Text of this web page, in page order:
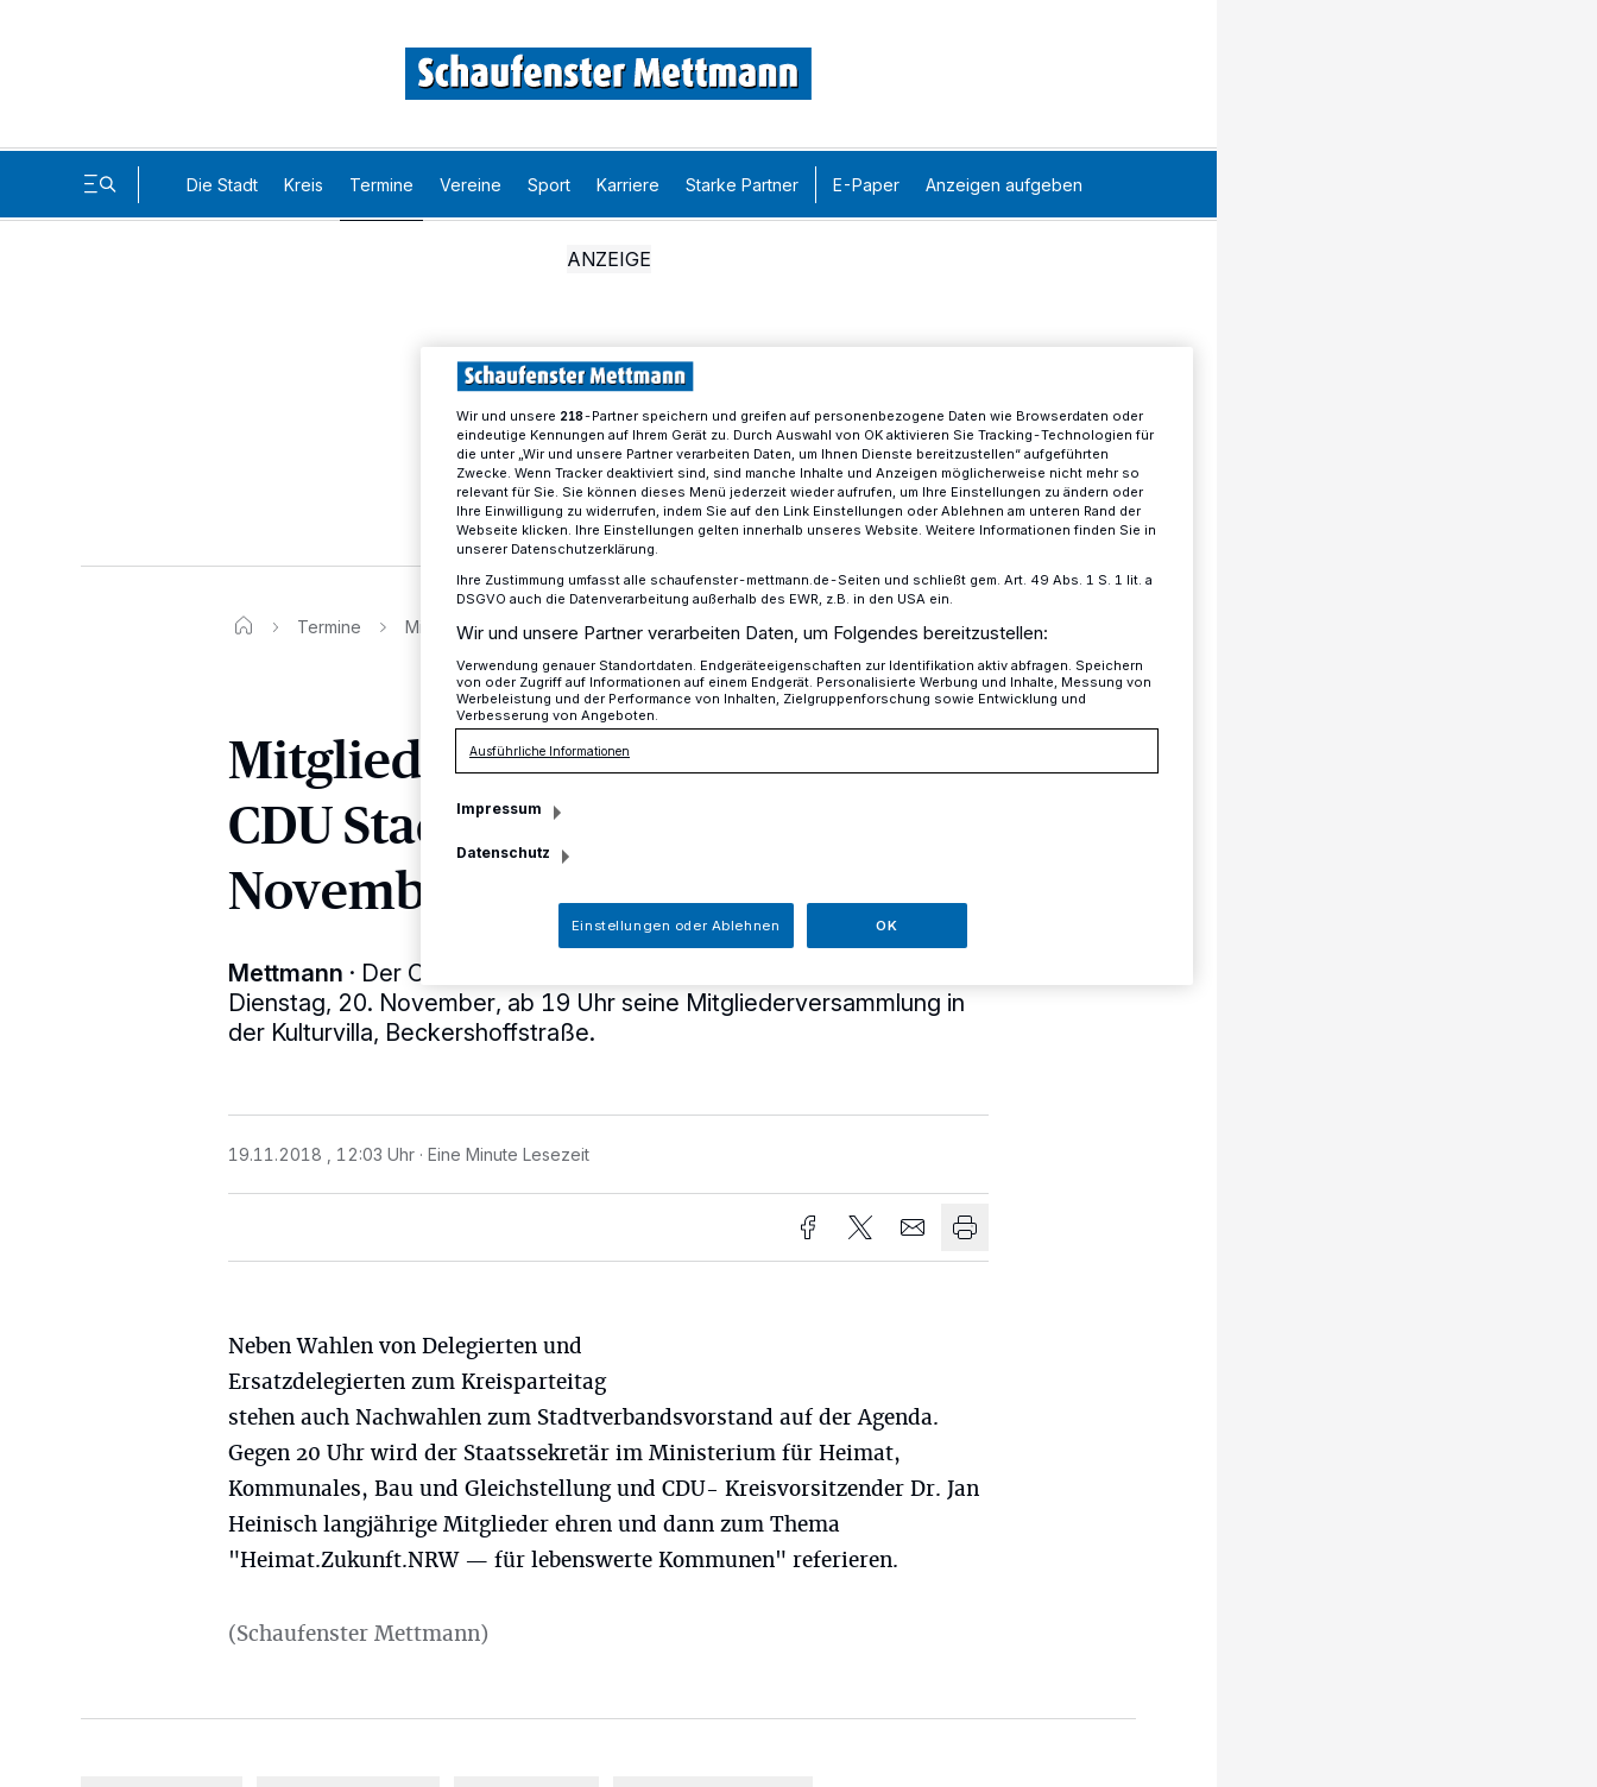
Die Stadt Kreis Termine Vereine Sport Karriere Starke Partner E-Paper Anzeigen aufgeben
Termine Mitgliederversammlung des CDU Stadtverbandes am 20. November
Mitgliederversammlung des
CDU Stadtverbandes am 20.
November
Mettmann · Der CDU-Stadtverband Mettmann veranstaltet am
Dienstag, 20. November, ab 19 Uhr seine Mitgliederversammlung in
der Kulturvilla, Beckershoffstraße.
19.11.2018 , 12:03 Uhr Eine Minute Lesezeit
Neben Wahlen von Delegierten und
Ersatzdelegierten zum Kreisparteitag
stehen auch Nachwahlen zum Stadtverbandsvorstand auf der Agenda.
Gegen 20 Uhr wird der Staatssekretär im Ministerium für Heimat,
Kommunales, Bau und Gleichstellung und CDU- Kreisvorsitzender Dr. Jan
Heinisch langjährige Mitglieder ehren und dann zum Thema
"Heimat.Zukunft.NRW — für lebenswerte Kommunen" referieren.
(Schaufenster Mettmann)
Wir und unsere 218-Partner speichern und greifen auf personenbezogene Daten wie Browserdaten oder
eindeutige Kennungen auf Ihrem Gerät zu. Durch Auswahl von OK aktivieren Sie Tracking-Technologien für
die unter „Wir und unsere Partner verarbeiten Daten, um Ihnen Dienste bereitzustellen“ aufgeführten
Zwecke. Wenn Tracker deaktiviert sind, sind manche Inhalte und Anzeigen möglicherweise nicht mehr so
relevant für Sie. Sie können dieses Menü jederzeit wieder aufrufen, um Ihre Einstellungen zu ändern oder
Ihre Einwilligung zu widerrufen, indem Sie auf den Link Einstellungen oder Ablehnen am unteren Rand der
Webseite klicken. Ihre Einstellungen gelten innerhalb unseres Website. Weitere Informationen finden Sie in
unserer Datenschutzerklärung.
Ihre Zustimmung umfasst alle schaufenster-mettmann.de-Seiten und schließt gem. Art. 49 Abs. 1 S. 1 lit. a
DSGVO auch die Datenverarbeitung außerhalb des EWR, z.B. in den USA ein.
Wir und unsere Partner verarbeiten Daten, um Folgendes bereitzustellen:
Verwendung genauer Standortdaten. Endgeräteeigenschaften zur Identifikation aktiv abfragen. Speichern
von oder Zugriff auf Informationen auf einem Endgerät. Personalisierte Werbung und Inhalte, Messung von
Werbeleistung und der Performance von Inhalten, Zielgruppenforschung sowie Entwicklung und
Verbesserung von Angeboten.
Ausführliche Informationen
Impressum
Datenschutz
Einstellungen oder Ablehnen OK